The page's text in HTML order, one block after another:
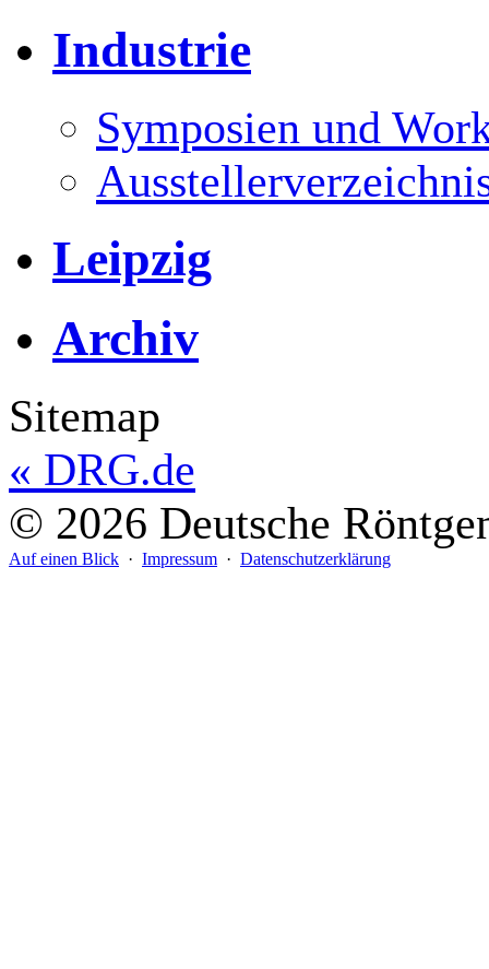
Industrie
Symposien und
Leipzig
Archiv
Sitemap
« DRG.de
© 2026 Deutsche
Auf einen Blick · Impressum · Datenschutzerklärung